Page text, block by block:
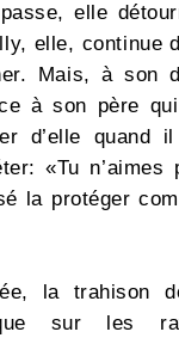
elle
elle, continue
Mais, à son
à son père
d’elle quand
«Tu n’aimes
la protéger
la trahison
sur les